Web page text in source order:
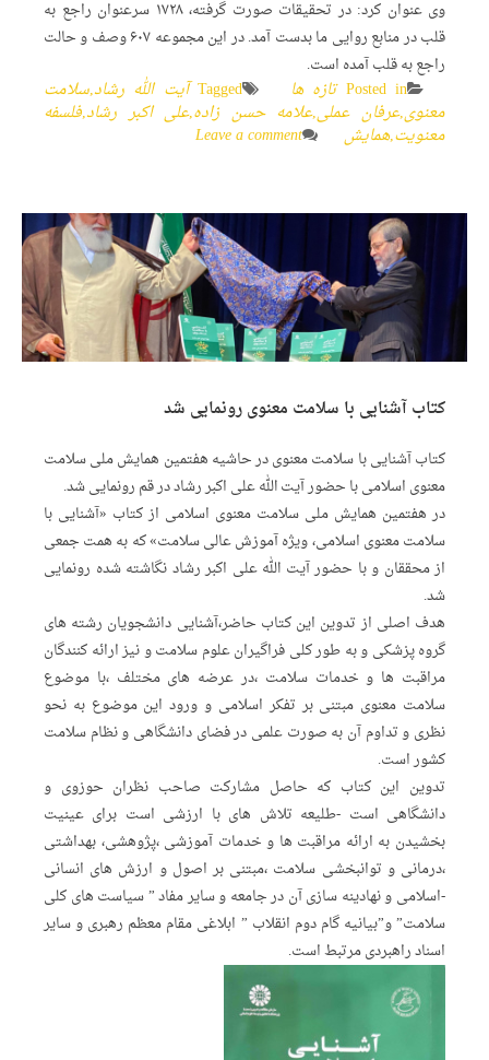
وی عنوان کرد: در تحقیقات صورت گرفته، ۱۷۲۸ سرعنوان راجع به
قلب در منابع روایی ما بدست آمد. در این مجموعه ۶۰۷ وصف و حالت
راجع به قلب آمده است.
Posted in تازه ها Tagged آیت الله رشاد,سلامت
معنوی,عرفان عملی,علامه حسن زاده,علی اکبر رشاد,فلسفه
معنویت,همایش Leave a comment
کتاب آشنایی با سلامت معنوی رونمایی شد
کتاب آشنایی با سلامت معنوی در حاشیه هفتمین همایش ملی سلامت
معنوی اسلامی با حضور آیت الله علی اکبر رشاد در قم رونمایی شد.
در هفتمین همایش ملی سلامت معنوی اسلامی از کتاب «آشنایی با
سلامت معنوی اسلامی، ویژه آموزش عالی سلامت» که به همت جمعی
از محققان و با حضور آیت الله علی اکبر رشاد نگاشته شده رونمایی
شد.
هدف اصلی از تدوین این کتاب حاضر،آشنایی دانشجویان رشته های
گروه پزشکی و به طور کلی فراگیران علوم سلامت و نیز ارائه کنندگان
مراقبت ها و خدمات سلامت ،در عرضه های مختلف ،با موضوع
سلامت معنوی مبتنی بر تفکر اسلامی و ورود این موضوع به نحو
نظری و تداوم آن به صورت علمی در فضای دانشگاهی و نظام سلامت
کشور است.
تدوین این کتاب که حاصل مشارکت صاحب نظران حوزوی و
دانشگاهی است -طلیعه تلاش های با ارزشی است برای عینیت
بخشیدن به ارائه مراقبت ها و خدمات آموزشی ،پژوهشی، بهداشتی
،درمانی و توانبخشی سلامت ،مبتنی بر اصول و ارزش های انسانی
-اسلامی و نهادینه سازی آن در جامعه و سایر مفاد ” سیاست های کلی
سلامت” و”بیانیه گام دوم انقلاب ” ابلاغی مقام معظم رهبری و سایر
اسناد راهبردی مرتبط است.